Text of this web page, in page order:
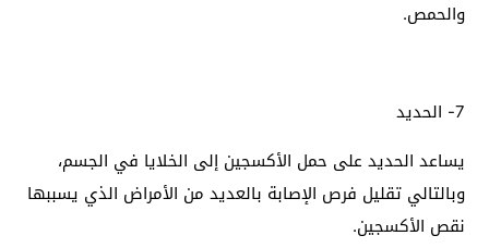
والحمص.
7- الحديد
يساعد الحديد على حمل الأكسجين إلى الخلايا في الجسم،
وبالتالي تقليل فرص الإصابة بالعديد من الأمراض الذي يسببها
نقص الأكسجين.